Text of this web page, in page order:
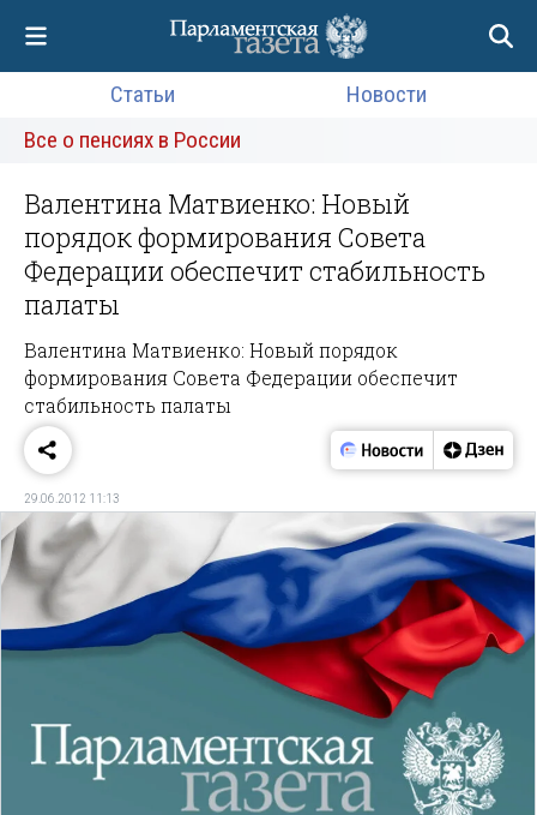
Статьи
Новости
Все о пенсиях в России
Валентина Матвиенко: Новый
порядок формирования Совета
Федерации обеспечит стабильность
палаты
Валентина Матвиенко: Новый порядок
формирования Совета Федерации обеспечит
стабильность палаты
29.06.2012 11:13